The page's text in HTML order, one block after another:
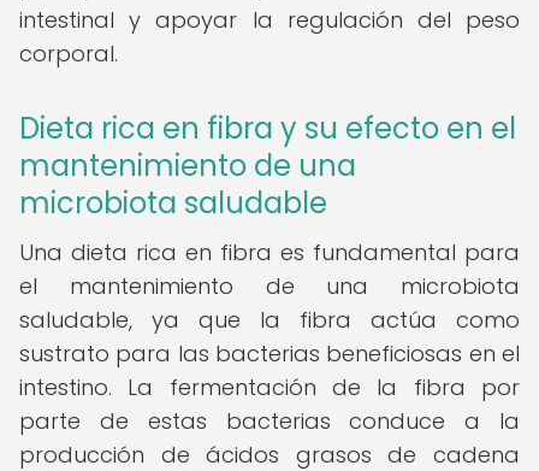
intestinal y apoyar la regulación del peso
corporal.
Dieta rica en fibra y su efecto en el
mantenimiento de una
microbiota saludable
Una dieta rica en fibra es fundamental para
el mantenimiento de una microbiota
saludable, ya que la fibra actúa como
sustrato para las bacterias beneficiosas en el
intestino. La fermentación de la fibra por
parte de estas bacterias conduce a la
producción de ácidos grasos de cadena